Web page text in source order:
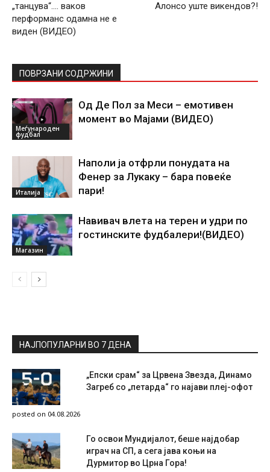
„танцува“…. ваков
перформанс одамна не е
виден (ВИДЕО)
Алонсо уште викендов?!
ПОВРЗАНИ СОДРЖИНИ
Меѓународен
фудбал
Од Де Пол за Меси – емотивен
момент во Мајами (ВИДЕО)
Италија
Наполи ја отфрли понудата на
Фенер за Лукаку – бара повеќе
пари!
Магазин
Навивач влета на терен и удри по
гостинските фудбалери!(ВИДЕО)
НАЈПОПУЛАРНИ ВО 7 ДЕНА
„Епски срам“ за Црвена Звезда, Динамо
Загреб со „петарда“ го најави плеј-офот
posted on 04.08.2026
Го освои Мундијалот, беше најдобар
играч на СП, а сега јава коњи на
Дурмитор во Црна Гора!